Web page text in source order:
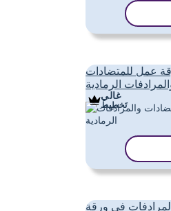
عمل للمتضادات
الرمادية
غالي
تَخطِيط
في ورقة